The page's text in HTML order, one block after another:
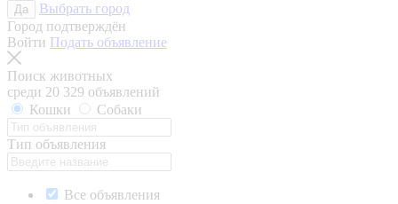
Да
Выбрать город
Город подтверждён
Войти Подать объявление
Поиск животных
среди 20 329 объявлений
Кошки
Собаки
Тип объявления
Все объявления